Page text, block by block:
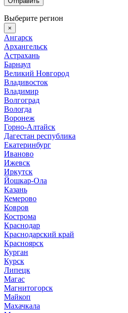
Выберите регион
×
Ангарск
Архангельск
Астрахань
Барнаул
Великий Новгород
Владивосток
Владимир
Волгоград
Вологда
Воронеж
Горно-Алтайск
Дагестан республика
Екатеринбург
Иваново
Ижевск
Иркутск
Йошкар-Ола
Казань
Кемерово
Ковров
Кострома
Краснодар
Краснодарский край
Красноярск
Курган
Курск
Липецк
Магас
Магнитогорск
Майкоп
Махачкала